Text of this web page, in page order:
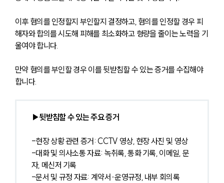
이후 혐의를 인정할지 부인할지 결정하고, 혐의를 인정할 경우 피
해자와 합의를 시도해 피해를 최소화하고 형량을 줄이는 노력을 기
울여야 합니다.
만약 혐의를 부인할 경우 이를 뒷받침할 수 있는 증거를 수집해야
합니다.
▶뒷받침할 수 있는 주요 증거
-현장 상황 관련 증거: CCTV 영상, 현장 사진 및 영상
-대화 및 의사소통 자료: 녹취록, 통화 기록, 이메일, 문
자, 메신저 기록
-문서 및 규정 자료: 계약서∙운영규정, 내부 회의록